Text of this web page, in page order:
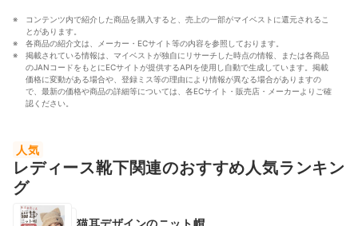
コンテンツ内で紹介した商品を購入すると、売上の一部がマイベストに還元されるこ
とがあります。
各商品の紹介文は、メーカー・ECサイト等の内容を参照しております。
掲載されている情報は、マイベストが独自にリサーチした時点の情報、または各商品
のJANコードをもとにECサイトが提供するAPIを使用し自動で生成しています。掲載
価格に変動がある場合や、登録ミス等の理由により情報が異なる場合がありますの
で、最新の価格や商品の詳細等については、各ECサイト・販売店・メーカーよりご確
認ください。
人気
レディース靴下関連のおすすめ人気ランキン
グ
猫耳デザインのニット帽